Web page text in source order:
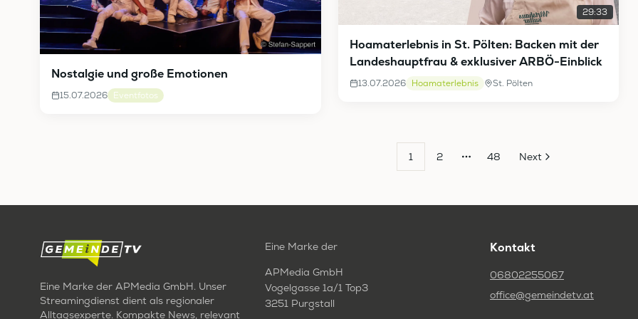
Nostalgie und große Emotionen
15.07.2026 Eventfotos
29:33
Hoamaterlebnis in St. Pölten: Backen mit der
Landeshauptfrau & exklusiver ARBÖ-Einblick
13.07.2026 Hoamaterlebnis St. Pölten
1 2 More pages
48 Next
Eine Marke der APMedia GmbH. Unser
Streamingdienst dient als regionaler
Alltagsexperte. Kompakte News, relevant
Eine Marke der
APMedia GmbH
Vogelgasse 1a/1 Top3
3251 Purgstall
Kontakt
06802255067
office@gemeindetv.at